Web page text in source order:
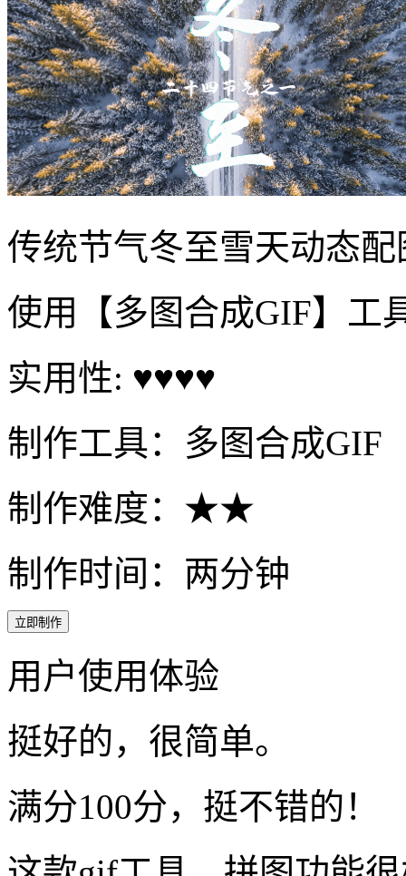
传统节气冬至雪天动态配
使用【多图合成GIF】工
实用性: ♥♥♥♥
制作工具：多图合成GIF
制作难度：★★
制作时间：两分钟
立即制作
用户使用体验
挺好的，很简单。
满分100分，挺不错的！